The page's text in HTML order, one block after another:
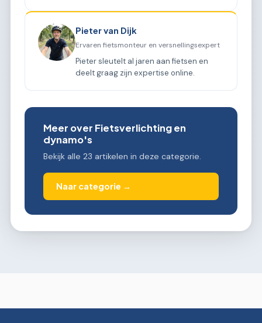
Pieter van Dijk
Ervaren fietsmonteur en versnellingsexpert
Pieter sleutelt al jaren aan fietsen en
deelt graag zijn expertise online.
Meer over Fietsverlichting en
dynamo's
Bekijk alle 23 artikelen in deze categorie.
Naar categorie →